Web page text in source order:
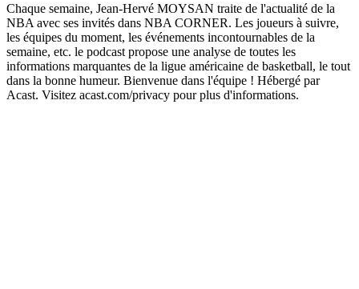
Chaque semaine, Jean-Hervé MOYSAN traite de l'actualité de la
NBA avec ses invités dans NBA CORNER. Les joueurs à suivre,
les équipes du moment, les événements incontournables de la
semaine, etc. le podcast propose une analyse de toutes les
informations marquantes de la ligue américaine de basketball, le tout
dans la bonne humeur. Bienvenue dans l'équipe ! Hébergé par
Acast. Visitez acast.com/privacy pour plus d'informations.